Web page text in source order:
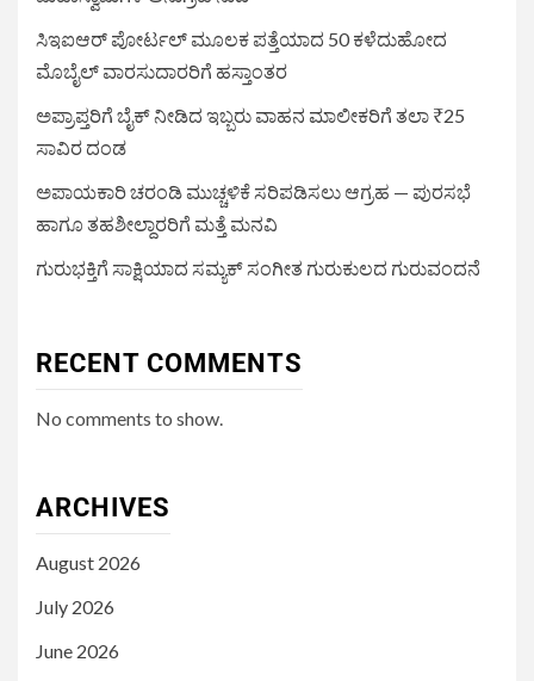
ಸಿಇಐಆರ್ ಪೋರ್ಟಲ್ ಮೂಲಕ ಪತ್ತೆಯಾದ 50 ಕಳೆದುಹೋದ
ಮೊಬೈಲ್ ವಾರಸುದಾರರಿಗೆ ಹಸ್ತಾಂತರ
ಅಪ್ರಾಪ್ತರಿಗೆ ಬೈಕ್ ನೀಡಿದ ಇಬ್ಬರು ವಾಹನ ಮಾಲೀಕರಿಗೆ ತಲಾ ₹25
ಸಾವಿರ ದಂಡ
ಅಪಾಯಕಾರಿ ಚರಂಡಿ ಮುಚ್ಚಳಿಕೆ ಸರಿಪಡಿಸಲು ಆಗ್ರಹ — ಪುರಸಭೆ
ಹಾಗೂ ತಹಶೀಲ್ದಾರರಿಗೆ ಮತ್ತೆ ಮನವಿ
ಗುರುಭಕ್ತಿಗೆ ಸಾಕ್ಷಿಯಾದ ಸಮ್ಯಕ್ ಸಂಗೀತ ಗುರುಕುಲದ ಗುರುವಂದನೆ
RECENT COMMENTS
No comments to show.
ARCHIVES
August 2026
July 2026
June 2026